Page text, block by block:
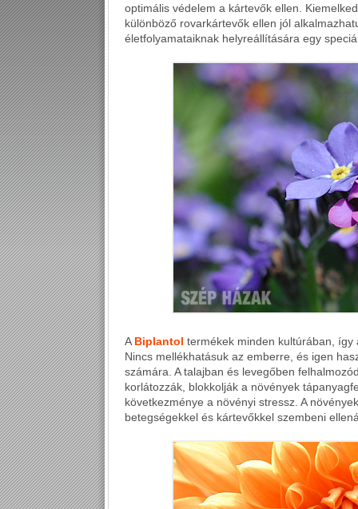
optimális védelem a kártevők ellen.
különböző rovarkártevők ellen jól
életfolyamataiknak helyreállítására egy
A Biplantol termékek minden kultúrában,
Nincs mellékhatásuk az emberre, és igen
számára. A talajban és levegőben
korlátozzák, blokkolják a növények
következménye a növényi stressz. A
betegségekkel és kártevőkkel szembeni